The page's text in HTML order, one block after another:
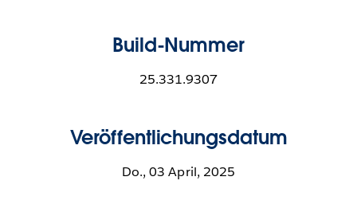
Build-Nummer
25.331.9307
Veröffentlichungsdatum
Do., 03 April, 2025